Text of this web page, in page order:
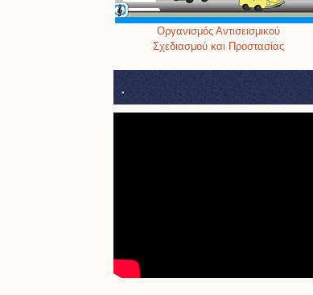
Οργανισμός Αντισεισμικού
Σχεδιασμού και Προστασίας
.